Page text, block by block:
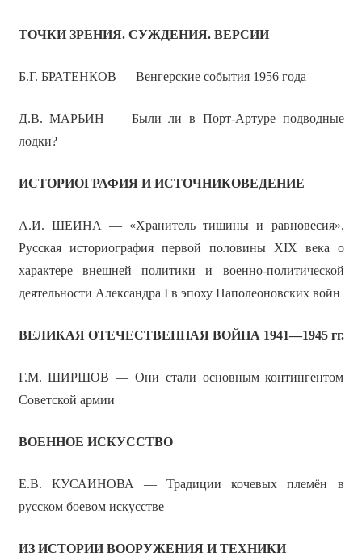
ТОЧКИ ЗРЕНИЯ. СУЖДЕНИЯ. ВЕРСИИ
Б.Г. БРАТЕНКОВ — Венгерские события 1956 года
Д.В. МАРЬИН — Были ли в Порт-Артуре подводные
лодки?
ИСТОРИОГРАФИЯ И ИСТОЧНИКОВЕДЕНИЕ
А.И. ШЕИНА — «Хранитель тишины и равновесия».
Русская историография первой половины XIX века о
характере внешней политики и военно-политической
деятельности Александра I в эпоху Наполеоновских войн
ВЕЛИКАЯ ОТЕЧЕСТВЕННАЯ ВОЙНА 1941—1945 гг.
Г.М. ШИРШОВ — Они стали основным контингентом
Советской армии
ВОЕННОЕ ИСКУССТВО
Е.В. КУСАИНОВА — Традиции кочевых племён в
русском боевом искусстве
ИЗ ИСТОРИИ ВООРУЖЕНИЯ И ТЕХНИКИ